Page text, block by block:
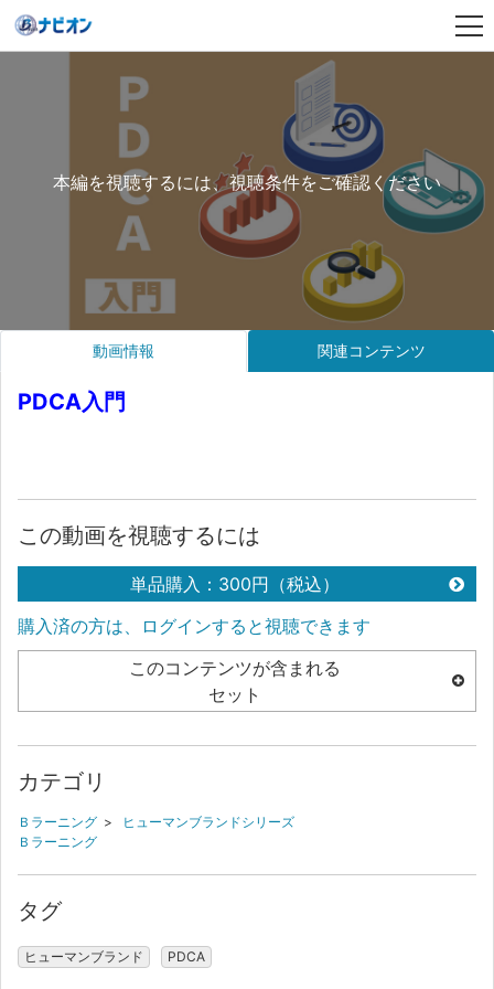
本編を視聴するには、視聴条件をご確認ください
動画情報 関連コンテンツ
PDCA入門
この動画を視聴するには
単品購入：300円（税込）
購入済の方は、ログインすると視聴できます
このコンテンツが含まれる
セット
カテゴリ
Ｂラーニング >
ヒューマンブランドシリーズ
Ｂラーニング
タグ
ヒューマンブランド PDCA